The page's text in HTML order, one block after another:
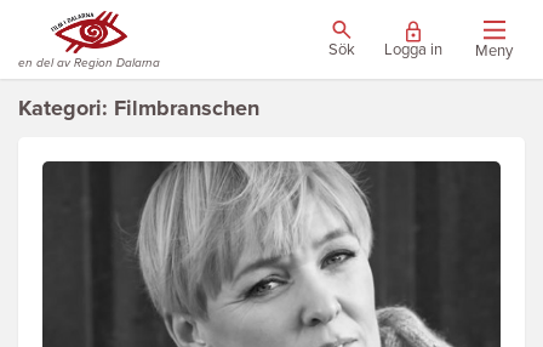
en del av Region Dalarna
Sök Logga in Meny
Kategori: Filmbranschen